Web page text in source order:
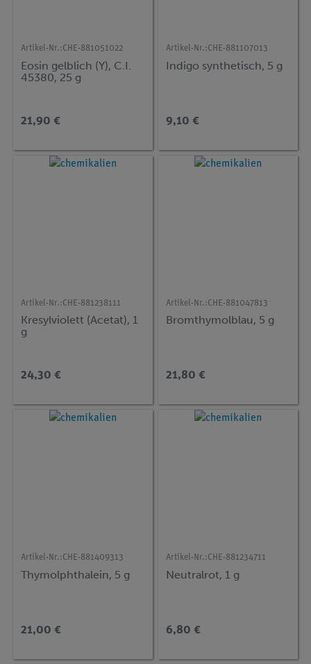
Artikel-Nr.:CHE-881051022
Eosin gelblich (Y), C.I.
45380, 25 g
21,90 €
Artikel-Nr.:CHE-881107013
Indigo synthetisch, 5 g
9,10 €
Artikel-Nr.:CHE-881238111
Kresylviolett (Acetat), 1
g
24,30 €
Artikel-Nr.:CHE-881047813
Bromthymolblau, 5 g
21,80 €
Artikel-Nr.:CHE-881409313
Thymolphthalein, 5 g
21,00 €
Artikel-Nr.:CHE-881234711
Neutralrot, 1 g
6,80 €